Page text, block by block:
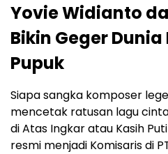
Yovie Widianto
Bikin Geger
Pupuk
Siapa sangka komposer
mencetak ratusan lagu
di Atas Ingkar atau Kasih
resmi menjadi Komisaris di